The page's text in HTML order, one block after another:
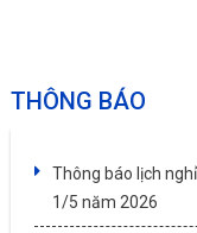
THÔNG BÁO
Thông báo lịch
1/5 năm 2026